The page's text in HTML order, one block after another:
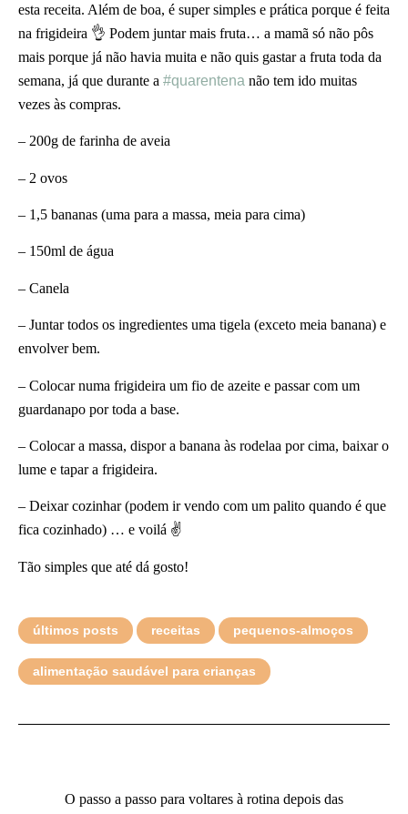
esta receita. Além de boa, é super simples e prática porque é feita
na frigideira 👌 Podem juntar mais fruta… a mamã só não pôs
mais porque já não havia muita e não quis gastar a fruta toda da
semana, já que durante a #quarentena não tem ido muitas
vezes às compras.
– 200g de farinha de aveia
– 2 ovos
– 1,5 bananas (uma para a massa, meia para cima)
– 150ml de água
– Canela
– Juntar todos os ingredientes uma tigela (exceto meia banana) e
envolver bem.
– Colocar numa frigideira um fio de azeite e passar com um
guardanapo por toda a base.
– Colocar a massa, dispor a banana às rodelaa por cima, baixar o
lume e tapar a frigideira.
– Deixar cozinhar (podem ir vendo com um palito quando é que
fica cozinhado) … e voilá ✌
Tão simples que até dá gosto!
últimos posts receitas pequenos-almoços
alimentação saudável para crianças
O passo a passo para voltares à rotina depois das